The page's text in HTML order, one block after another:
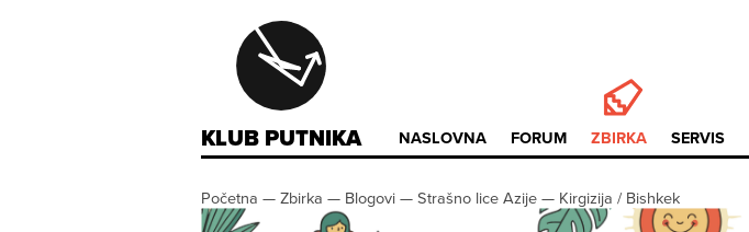
KLUB PUTNIKA NASLOVNA FORUM ZBIRKA SERVIS
Početna — Zbirka — Blogovi — Strašno lice Azije — Kirgizija / Bishkek